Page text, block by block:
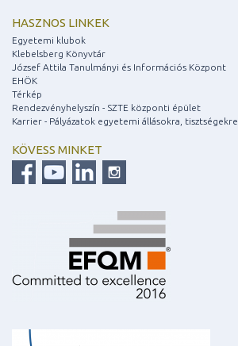
HASZNOS LINKEK
Egyetemi klubok
Klebelsberg Könyvtár
József Attila Tanulmányi és Információs Központ
EHÖK
Térkép
Rendezvényhelyszín - SZTE központi épület
Karrier - Pályázatok egyetemi állásokra, tisztségekre
KÖVESS MINKET